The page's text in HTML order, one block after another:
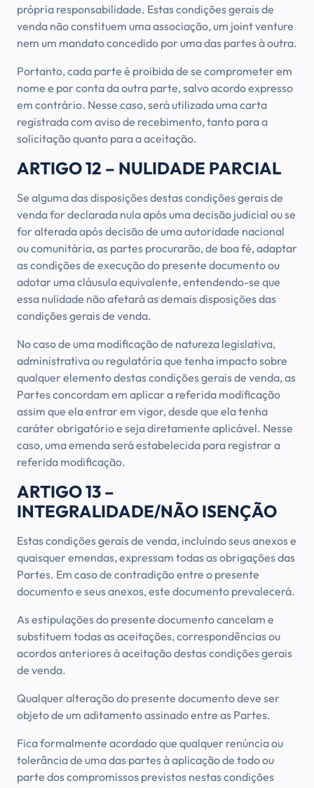
própria responsabilidade. Estas condições gerais de
venda não constituem uma associação, um joint venture
nem um mandato concedido por uma das partes à outra.
Portanto, cada parte é proibida de se comprometer em
nome e por conta da outra parte, salvo acordo expresso
em contrário. Nesse caso, será utilizada uma carta
registrada com aviso de recebimento, tanto para a
solicitação quanto para a aceitação.
ARTIGO 12 – NULIDADE PARCIAL
Se alguma das disposições destas condições gerais de
venda for declarada nula após uma decisão judicial ou se
for alterada após decisão de uma autoridade nacional
ou comunitária, as partes procurarão, de boa fé, adaptar
as condições de execução do presente documento ou
adotar uma cláusula equivalente, entendendo-se que
essa nulidade não afetará as demais disposições das
condições gerais de venda.
No caso de uma modificação de natureza legislativa,
administrativa ou regulatória que tenha impacto sobre
qualquer elemento destas condições gerais de venda, as
Partes concordam em aplicar a referida modificação
assim que ela entrar em vigor, desde que ela tenha
caráter obrigatório e seja diretamente aplicável. Nesse
caso, uma emenda será estabelecida para registrar a
referida modificação.
ARTIGO 13 –
INTEGRALIDADE/NÃO ISENÇÃO
Estas condições gerais de venda, incluindo seus anexos e
quaisquer emendas, expressam todas as obrigações das
Partes. Em caso de contradição entre o presente
documento e seus anexos, este documento prevalecerá.
As estipulações do presente documento cancelam e
substituem todas as aceitações, correspondências ou
acordos anteriores à aceitação destas condições gerais
de venda.
Qualquer alteração do presente documento deve ser
objeto de um aditamento assinado entre as Partes.
Fica formalmente acordado que qualquer renúncia ou
tolerância de uma das partes à aplicação de todo ou
parte dos compromissos previstos nestas condições